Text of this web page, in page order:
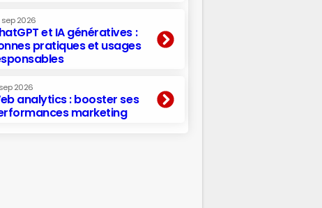
sep 2026
et IA génératives :
pratiques et usages
2026
analytics : booster ses
marketing